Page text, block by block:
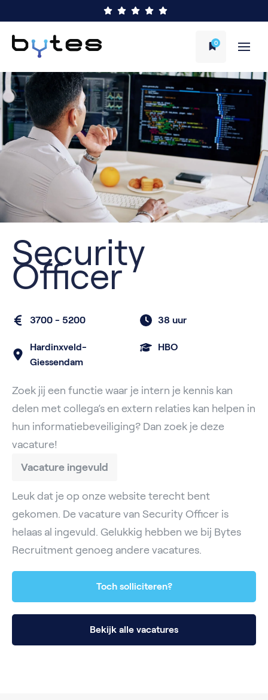
0
Security
Officer
3700 - 5200 38 uur
Hardinxveld-
Giessendam
HBO
Zoek jij een functie waar je intern je kennis kan
delen met collega’s en extern relaties kan helpen in
hun informatiebeveiliging? Dan zoek je deze
vacature!
Vacature ingevuld
Leuk dat je op onze website terecht bent
gekomen. De vacature van Security Officer is
helaas al ingevuld. Gelukkig hebben we bij Bytes
Recruitment genoeg andere vacatures.
Toch solliciteren?
Bekijk alle vacatures